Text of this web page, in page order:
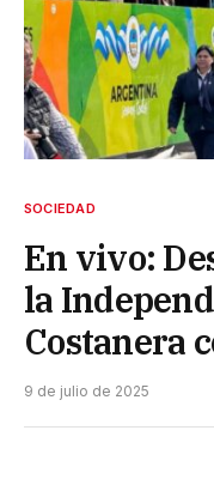
SOCIEDAD
En vivo:
la
Costanera
9 de julio de 2025